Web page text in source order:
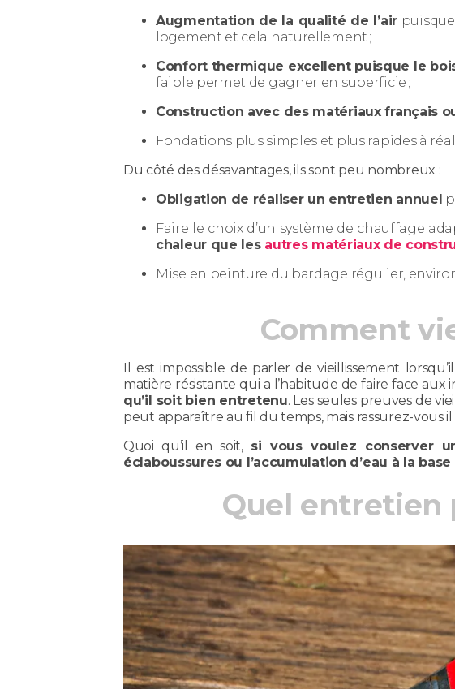
Augmentation de la qualité de l’airpuisque
logement et cela naturellement ;
Confort thermique excellent puisque le
faible permet de gagner en superficie ;
Construction avec des matériaux français
Fondations plus simples et plus rapides à
Du côté des désavantages, ils sont peu nombreux :
Obligation de réaliser un entretien annuel
Faire le choix d’un système de chauffage
chaleur que les autres matériaux de
Mise en peinture du bardage régulier,
Comment
Il est impossible de parler de vieillissement
matière résistante qui a l’habitude de faire face
qu’il soit bien entretenu. Les seules preuves de
peut apparaître au fil du temps, mais rassurez-vous
Quoi qu’il en soit, si vous voulez conserver
éclaboussures ou l’accumulation d’eau à la
Quel entretien